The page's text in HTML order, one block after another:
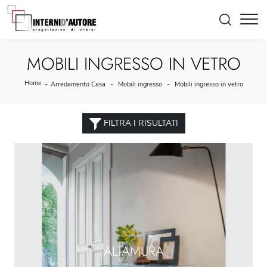
MOBILI INGRESSO IN VETRO
Home - Arredamento Casa - Mobili ingresso - Mobili ingresso in vetro
FILTRA I RISULTATI
ALTAMURA